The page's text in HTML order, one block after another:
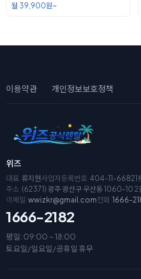
월 39,900원~
이용약관 개인정보보호정책
위즈
대표 류지현사업자등록번호 404-11-66821
주소 (62371) 광주 광산구 우산동 1060-10 2
이메일 wwizkr@gmail.com전화 1666-
1666-2182
평일: 09:00 ~ 18:00
토요일/일요일/공휴일 휴무